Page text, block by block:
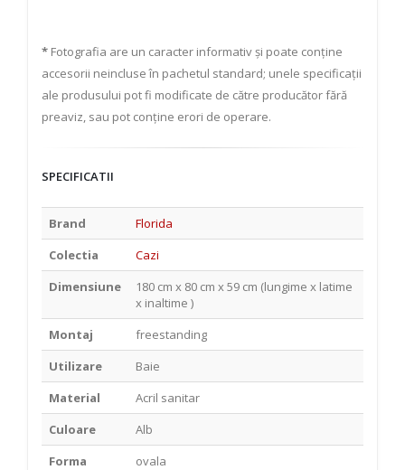
* Fotografia are un caracter informativ și poate conține
accesorii neincluse în pachetul standard; unele specificații
ale produsului pot fi modificate de către producător fără
preaviz, sau pot conține erori de operare.
SPECIFICATII
Brand
Florida
Colectia
Cazi
Dimensiune
180 cm x 80 cm x 59 cm (lungime x latime
x inaltime )
Montaj
freestanding
Utilizare
Baie
Material
Acril sanitar
Culoare
Alb
Forma
ovala